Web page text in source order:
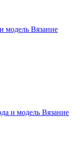
модель Вязание
и модель Вязание